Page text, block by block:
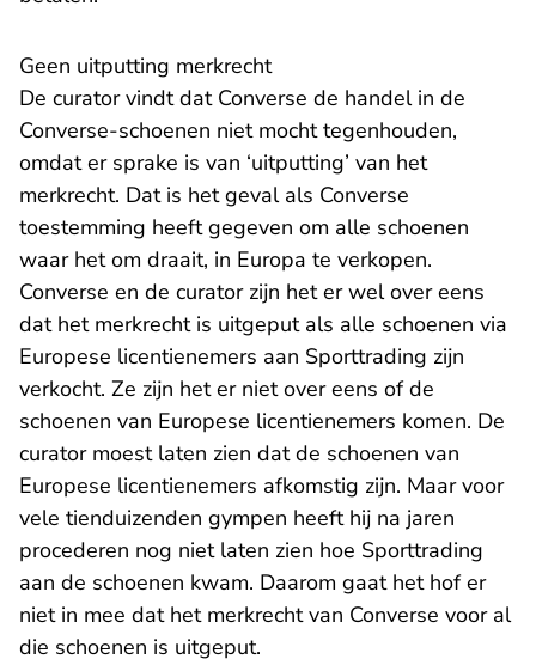
Geen uitputting merkrecht
De curator vindt dat Converse de handel in de
Converse-schoenen niet mocht tegenhouden,
omdat er sprake is van ‘uitputting’ van het
merkrecht. Dat is het geval als Converse
toestemming heeft gegeven om alle schoenen
waar het om draait, in Europa te verkopen.
Converse en de curator zijn het er wel over eens
dat het merkrecht is uitgeput als alle schoenen via
Europese licentienemers aan Sporttrading zijn
verkocht. Ze zijn het er niet over eens of de
schoenen van Europese licentienemers komen. De
curator moest laten zien dat de schoenen van
Europese licentienemers afkomstig zijn. Maar voor
vele tienduizenden gympen heeft hij na jaren
procederen nog niet laten zien hoe Sporttrading
aan de schoenen kwam. Daarom gaat het hof er
niet in mee dat het merkrecht van Converse voor al
die schoenen is uitgeput.